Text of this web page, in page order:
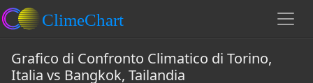
Grafico di Confronto Climatico di Torino,
Italia vs Bangkok, Tailandia